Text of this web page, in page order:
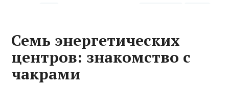
Семь энергетических
центров: знакомство с
чакрами